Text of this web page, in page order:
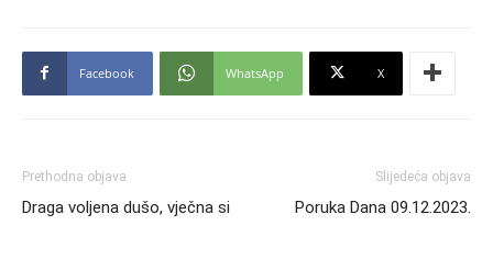
Facebook WhatsApp X
Prethodna objava
Draga voljena dušo, vječna si
Slijedeća objava
Poruka Dana 09.12.2023.